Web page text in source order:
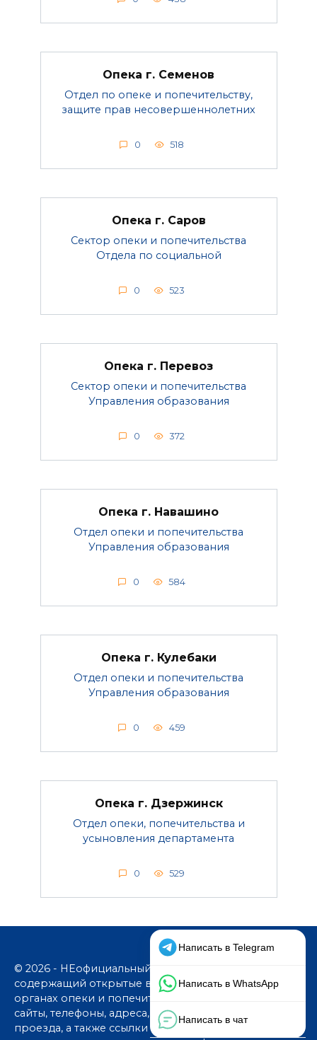
Опека г. Семенов
Отдел по опеке и попечительству,
защите прав несовершеннолетних
0 518
Опека г. Саров
Сектор опеки и попечительства
Отдела по социальной
0 523
Опека г. Перевоз
Сектор опеки и попечительства
Управления образования
0 372
Опека г. Навашино
Отдел опеки и попечительства
Управления образования
0 584
Опека г. Кулебаки
Отдел опеки и попечительства
Управления образования
0 459
Опека г. Дзержинск
Отдел опеки, попечительства и
усыновления департамента
0 529
© 2026 - НЕофициальный информационный сайт,
содержащий открытые выверенные данные об
органах опеки и попечительства: официальные
сайты, телефоны, адреса, графики работы, схемы
проезда, а также ссылки на юридические фирмы. В